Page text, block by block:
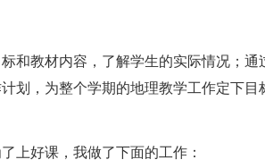
和教材内容，了解学生的实际情况；通
划，为整个学期的地理教学工作定下目
上好课，我做了下面的工作：